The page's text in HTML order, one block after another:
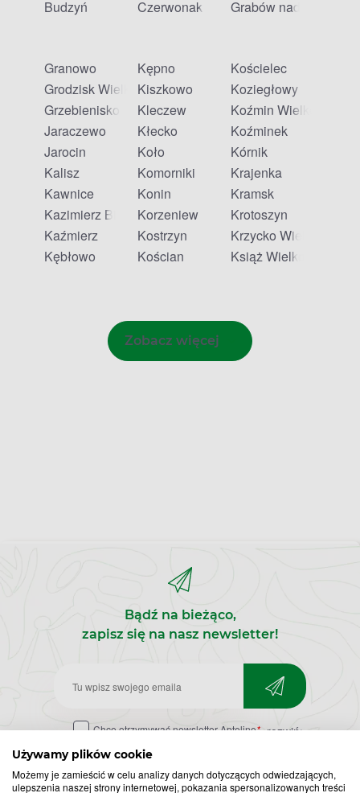
Używamy plików cookie
Możemy je zamieścić w celu analizy danych dotyczących odwiedzających,
ulepszenia naszej strony internetowej, pokazania spersonalizowanych treści
Budzyń
Czerwonak
Grabów nad Prosną
Granowo
Grodzisk Wielkopolski
Grzebienisko
Jaraczewo
Jarocin
Kalisz
Kawnice
Kazimierz Biskupi
Kaźmierz
Kębłowo
Kępno
Kiszkowo
Kleczew
Kłecko
Koło
Komorniki
Konin
Korzeniew
Kostrzyn
Kościan
Kościelec
Koziegłowy
Koźmin Wielkopolski
Koźminek
Kórnik
Krajenka
Kramsk
Krotoszyn
Krzycko Wielkie
Książ Wielkopolski
Zobacz więcej
Bądź na bieżąco,
zapisz się na nasz newsletter!
Zapisz
do
newslettera
Chcę otrzymywać newsletter Apteline* rozwiń>